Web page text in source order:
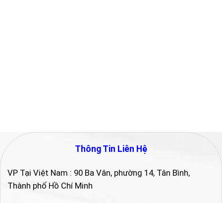
Thông Tin Liên Hệ
VP Tại Việt Nam : 90 Ba Vân, phường 14, Tân Bình,
Thành phố Hồ Chí Minh